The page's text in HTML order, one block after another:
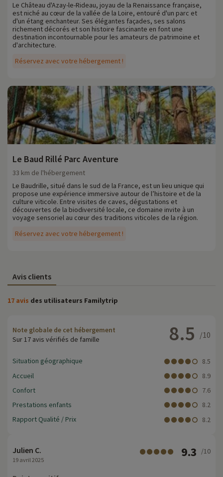
Réservez avec votre hébergement !
Le Château d'Azay-le-Rideau, joyau de la Renaissance française,
est niché au cœur de la vallée de la Loire, entouré d'un parc et
d'un étang enchanteur. Ses élégantes façades, ses salons
richement décorés et son histoire fascinante en font une
destination incontournable pour les amateurs de patrimoine et
d'architecture.
Le Baud Rillé Parc Aventure
Réservez avec votre hébergement !
33 km de l'hébergement
Le Baudrille, situé dans le sud de la France, est un lieu unique qui
propose une expérience immersive autour de l’histoire et de la
culture viticole. Entre visites de caves, dégustations et
découvertes de la biodiversité locale, ce domaine invite à un
voyage sensoriel au cœur des traditions viticoles de la région.
Avis clients
17 avis des utilisateurs Familytrip
Note globale de cet hébergement
Sur 17 avis vérifiés de famille
8.5 /10
Situation géographique
8.5
Accueil
8.9
Confort
7.6
Prestations enfants
8.2
Rapport Qualité / Prix
8.2
Julien C.
19 avril 2025
9.3 /10